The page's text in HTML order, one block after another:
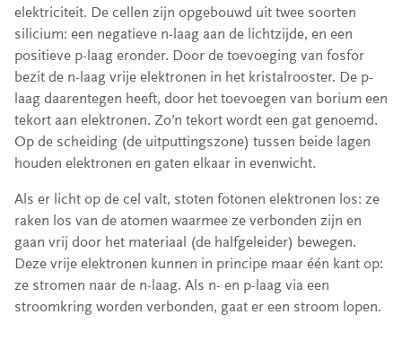
elektriciteit. De cellen zijn opgebouwd uit twee soorten
silicium: een negatieve n-laag aan de lichtzijde, en een
positieve p-laag eronder. Door de toevoeging van fosfor
bezit de n-laag vrije elektronen in het kristalrooster. De p-
laag daarentegen heeft, door het toevoegen van borium een
tekort aan elektronen. Zo’n tekort wordt een gat genoemd.
Op de scheiding (de uitputtingszone) tussen beide lagen
houden elektronen en gaten elkaar in evenwicht.
Als er licht op de cel valt, stoten fotonen elektronen los: ze
raken los van de atomen waarmee ze verbonden zijn en
gaan vrij door het materiaal (de halfgeleider) bewegen.
Deze vrije elektronen kunnen in principe maar één kant op:
ze stromen naar de n-laag. Als n- en p-laag via een
stroomkring worden verbonden, gaat er een stroom lopen.